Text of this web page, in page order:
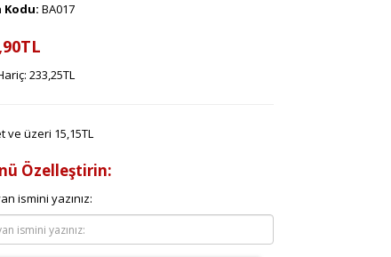
Kodu: BA017
233,25TL
ve üzeri 15,15TL
Özelleştirin:
ismini yazınız: